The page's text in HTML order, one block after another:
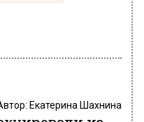
Екатерина Шахнина